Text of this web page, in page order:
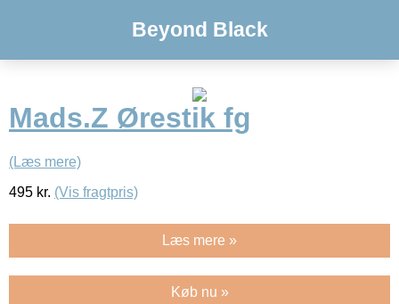
Beyond Black
Mads.Z Ørestik fg
(Læs mere)
495 kr. (Vis fragtpris)
Læs mere »
Køb nu »